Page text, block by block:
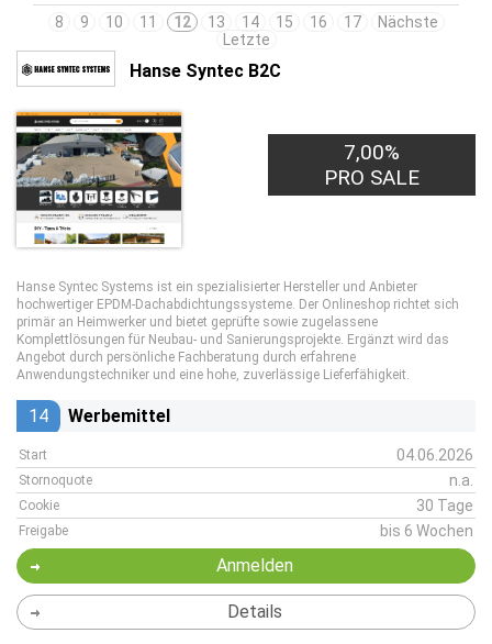
8
9 10 11 12 13 14 15 16 17
Nächste
Letzte
Hanse Syntec B2C
7,00%
PRO SALE
Hanse Syntec Systems ist ein spezialisierter Hersteller und Anbieter
hochwertiger EPDM‑Dachabdichtungssysteme. Der Onlineshop richtet sich
primär an Heimwerker und bietet geprüfte sowie zugelassene
Komplettlösungen für Neubau‑ und Sanierungsprojekte. Ergänzt wird das
Angebot durch persönliche Fachberatung durch erfahrene
Anwendungstechniker und eine hohe, zuverlässige Lieferfähigkeit.
14 Werbemittel
Start 04.06.2026
Stornoquote n.a.
Cookie 30 Tage
Freigabe bis 6 Wochen
Anmelden
Details